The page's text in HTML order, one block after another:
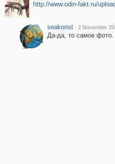
http://www.odin-fakt.ru/
seakonst · 2 November
Да-да, то самое фото.